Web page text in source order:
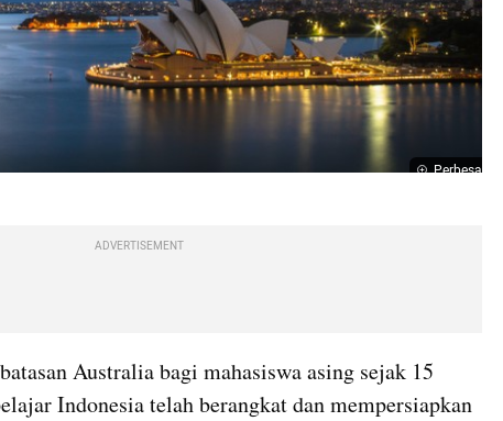
Perbesar
ADVERTISEMENT
Australia bagi mahasiswa asing sejak 15
Indonesia telah berangkat dan mempersiapkan